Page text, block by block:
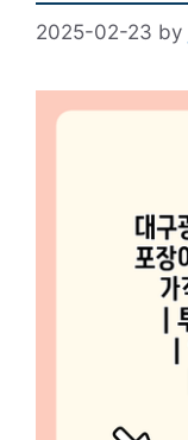
2025-02-23 by